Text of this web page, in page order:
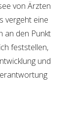
von Ärzten
vergeht eine
an den Punkt
feststellen,
und